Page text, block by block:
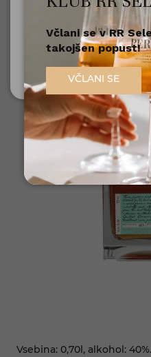
Vsebina: 0,70l, alkohol:
Nisem
Sem
Včlani se v RR
takojšen popust!
VČLANI SE